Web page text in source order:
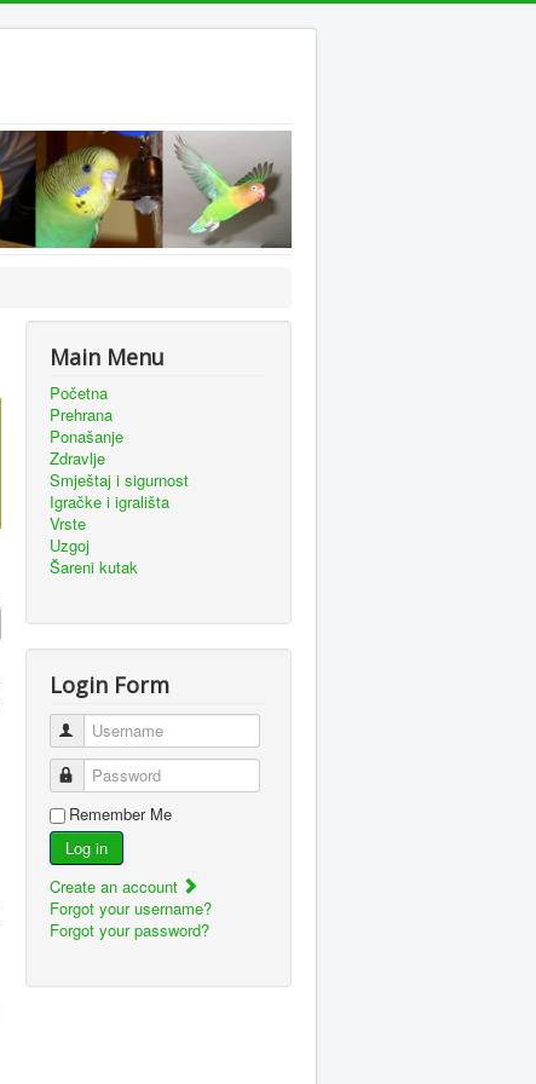
Main Menu
Početna
Prehrana
Ponašanje
Zdravlje
Smještaj i sigurnost
Igračke i igrališta
Vrste
Uzgoj
Šareni kutak
Login Form
Username
Password
Remember Me
Log in
Create an account
Forgot your username?
Forgot your password?